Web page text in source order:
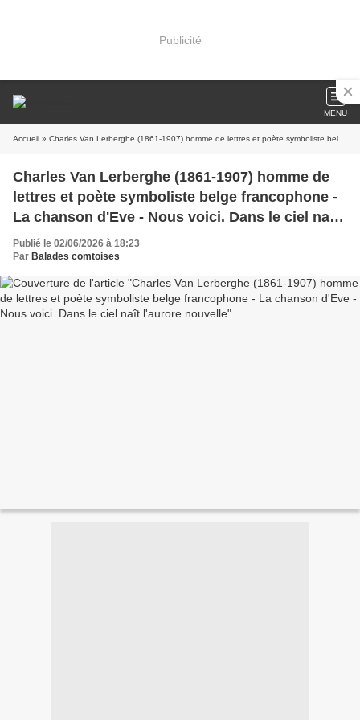
Publicité
MENU
Accueil » Charles Van Lerberghe (1861-1907) homme de lettres et poète symboliste belge francophone - La chanson d'Eve - Nous voici. Dans le ciel naît l'aurore nouvelle
Charles Van Lerberghe (1861-1907) homme de
lettres et poète symboliste belge francophone -
La chanson d'Eve - Nous voici. Dans le ciel naît
l'aurore nouvelle
Publié le 02/06/2026 à 18:23
Par Balades comtoises